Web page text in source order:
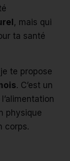
, mais qui
ta santé
te propose
. C’est un
physique
corps.